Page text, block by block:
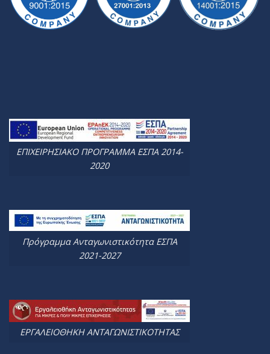
ΕΠΙΧΕΙΡΗΣΙΑΚΟ ΠΡΟΓΡΑΜΜΑ ΕΣΠΑ 2014-
2020
Πρόγραμμα Ανταγωνιστικότητα ΕΣΠΑ
2021-2027
ΕΡΓΑΛΕΙΟΘΗΚΗ ΑΝΤΑΓΩΝΙΣΤΙΚΟΤΗΤΑΣ